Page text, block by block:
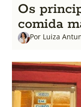
Os
comida
Por Luiza